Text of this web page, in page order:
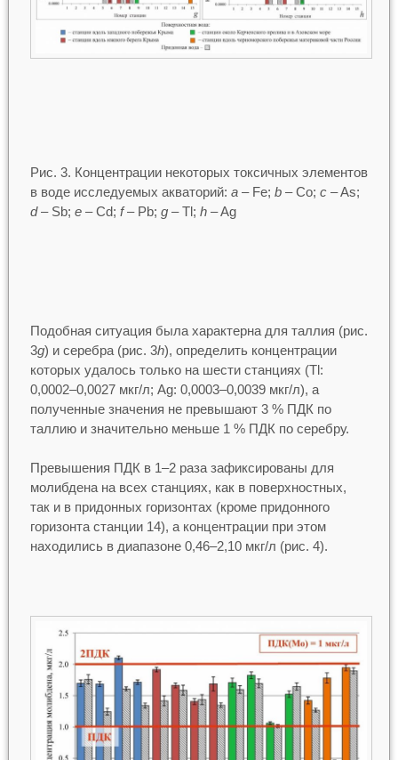
Рис. 3. Концентрации некоторых токсичных элементов
в воде исследуемых акваторий: a– Fe; b– Co; c– As;
d– Sb; e– Cd; f– Pb; g– Tl; h– Ag
Подобная ситуация была характерна для таллия (рис.
3g) и серебра (рис. 3h), определить концентрации
которых удалось только на шести станциях (Tl:
0,0002–0,0027 мкг/л; Ag: 0,0003–0,0039 мкг/л), а
полученные значения не превышают 3 % ПДК по
таллию и значительно меньше 1 % ПДК по серебру.
Превышения ПДК в 1–2 раза зафиксированы для
молибдена на всех станциях, как в поверхностных,
так и в придонных горизонтах (кроме придонного
горизонта станции 14), а концентрации при этом
находились в диапазоне 0,46–2,10 мкг/л (рис. 4).